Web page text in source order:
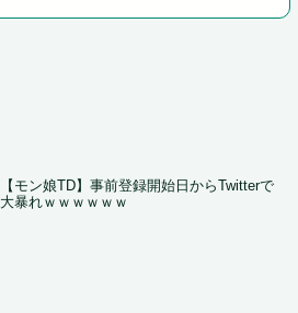
【モン娘TD】事前登録開始日からTwitterで
大暴れｗｗｗｗｗｗ